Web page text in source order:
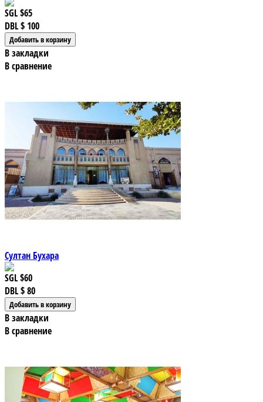
SGL$65
DBL$ 100
В закладки
В сравнение
Султан Бухара
SGL$60
DBL$ 80
В закладки
В сравнение